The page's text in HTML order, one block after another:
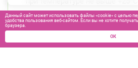
Данный сайт может использовать файлы «cookie» с целью
удобства пользования веб-сайтом. Если вы не хотите
браузера.
ОК